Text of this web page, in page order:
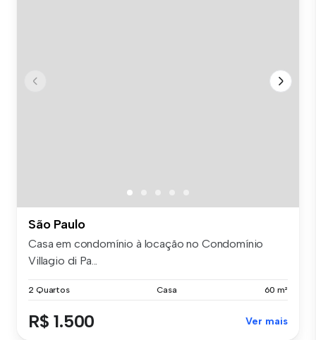
São Paulo
Casa em condomínio à locação no Condomínio
Villagio di Pa...
2 Quartos Casa 60 m²
R$ 1.500 Ver mais